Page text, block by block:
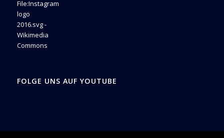
FOLGE UNS AUF YOUTUBE